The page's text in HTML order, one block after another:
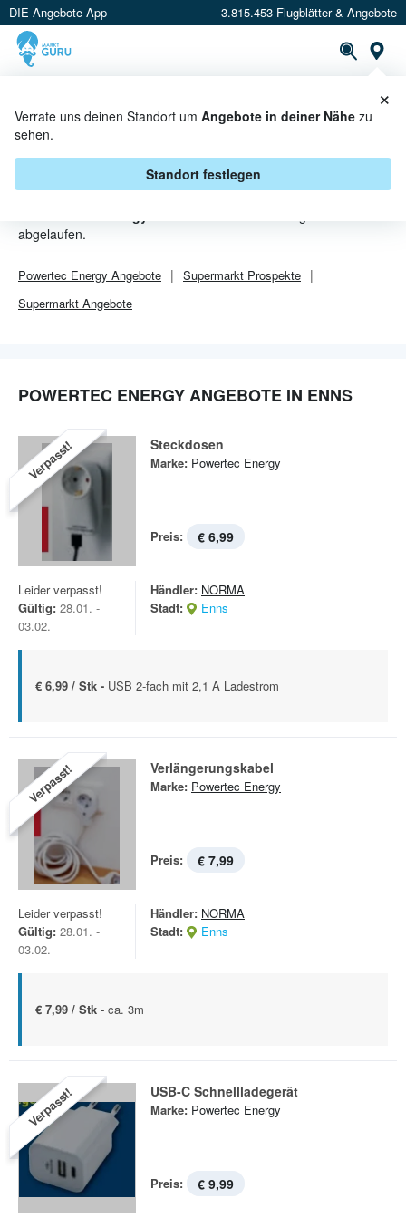
DIE Angebote App 3.815.453 Flugblätter & Angebote
Verrate uns deinen Standort um Angebote in deiner Nähe zu
sehen.
Standort festlegen
×
POWERTEC ENERGY ANGEBOTE
abgelaufen.
Powertec Energy Angebote Supermarkt Prospekte
Supermarkt Angebote
POWERTEC ENERGY ANGEBOTE IN ENNS
Verpasst! Steckdosen
Marke: Powertec Energy
Preis: € 6,99
Leider verpasst!
Gültig: 28.01. -
03.02.
Händler: NORMA
Stadt:
Enns
€ 6,99 / Stk - USB 2-fach mit 2,1 A Ladestrom
Verpasst! Verlängerungskabel
Marke: Powertec Energy
Preis: € 7,99
Leider verpasst!
Gültig: 28.01. -
03.02.
Händler: NORMA
Stadt:
Enns
€ 7,99 / Stk - ca. 3m
Verpasst! USB-C Schnellladegerät
Marke: Powertec Energy
Preis: € 9,99